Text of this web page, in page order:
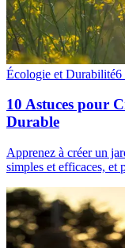
Écologie et Durabilité6
10 Astuces pour
Durable
Apprenez à créer un
simples et efficaces, et